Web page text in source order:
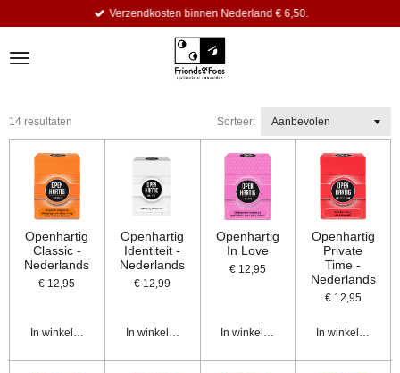
de
Verzendkosten binnen Nederland € 6,50.
14 resultaten Sorteer:
Openhartig
Classic -
Nederlands
€ 12,95
In winkelwagen
Openhartig
Identiteit -
Nederlands
€ 12,99
In winkelwagen
Openhartig
In Love
€ 12,95
In winkelwagen
Openhartig
Private
Time -
Nederlands
€ 12,95
In winkelwagen